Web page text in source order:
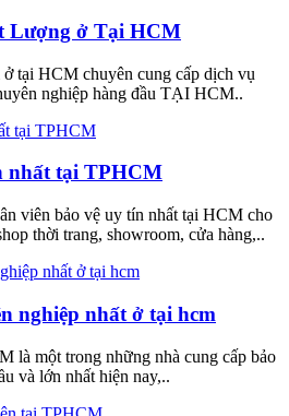
Lượng ở Tại HCM
tại HCM chuyên cung cấp dịch vụ
nghiệp hàng đầu TẠI HCM..
nhất tại TPHCM
viên bảo vệ uy tín nhất tại HCM cho
thời trang, showroom, cửa hàng,..
nghiệp nhất ở tại hcm
là một trong những nhà cung cấp bảo
và lớn nhất hiện nay,..